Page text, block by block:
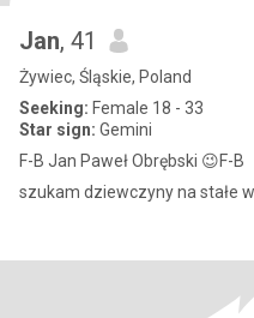
Jan, 41
Żywiec, Śląskie, Poland
Seeking: Female 18 - 33
Star sign: Gemini
F-B Jan Paweł Obrębski 😉F-B
szukam dziewczyny na stałe